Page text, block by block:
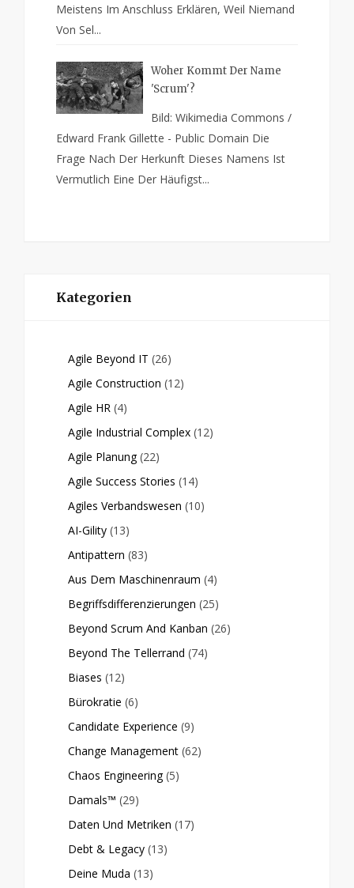
Meistens Im Anschluss Erklären, Weil Niemand
Von Sel...
Woher Kommt Der Name
'Scrum'?
Bild: Wikimedia Commons /
Edward Frank Gillette - Public Domain Die
Frage Nach Der Herkunft Dieses Namens Ist
Vermutlich Eine Der Häufigst...
Kategorien
Agile Beyond IT (26)
Agile Construction (12)
Agile HR (4)
Agile Industrial Complex (12)
Agile Planung (22)
Agile Success Stories (14)
Agiles Verbandswesen (10)
AI-Gility (13)
Antipattern (83)
Aus Dem Maschinenraum (4)
Begriffsdifferenzierungen (25)
Beyond Scrum And Kanban (26)
Beyond The Tellerrand (74)
Biases (12)
Bürokratie (6)
Candidate Experience (9)
Change Management (62)
Chaos Engineering (5)
Damals™ (29)
Daten Und Metriken (17)
Debt & Legacy (13)
Deine Muda (13)